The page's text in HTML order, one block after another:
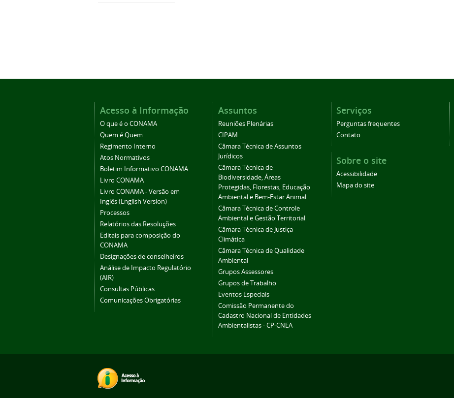
Acesso à Informação
O que é o CONAMA
Quem é Quem
Regimento Interno
Atos Normativos
Boletim Informativo CONAMA
Livro CONAMA
Livro CONAMA - Versão em
Inglês (English Version)
Processos
Relatórios das Resoluções
Editais para composição do
CONAMA
Designações de conselheiros
Análise de Impacto Regulatório
(AIR)
Consultas Públicas
Comunicações Obrigatórias
Assuntos
Reuniões Plenárias
CIPAM
Câmara Técnica de Assuntos
Jurídicos
Câmara Técnica de
Biodiversidade, Áreas
Protegidas, Florestas, Educação
Ambiental e Bem-Estar Animal
Câmara Técnica de Controle
Ambiental e Gestão Territorial
Câmara Técnica de Justiça
Climática
Câmara Técnica de Qualidade
Ambiental
Grupos Assessores
Grupos de Trabalho
Eventos Especiais
Comissão Permanente do
Cadastro Nacional de Entidades
Ambientalistas - CP-CNEA
Serviços
Perguntas frequentes
Contato
Sobre o site
Acessibilidade
Mapa do site